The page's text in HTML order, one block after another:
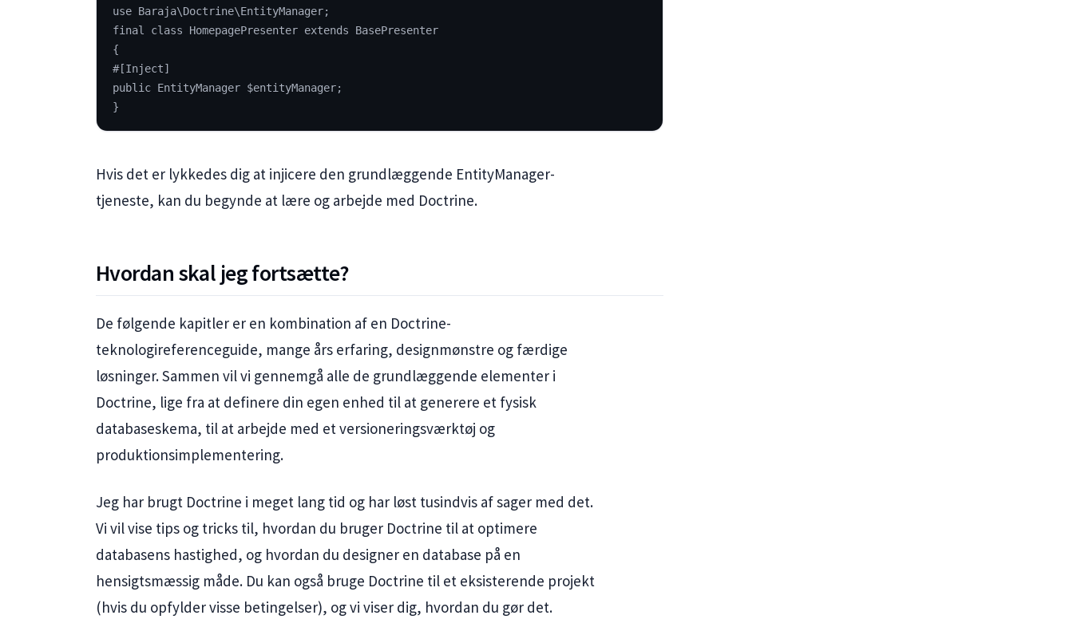
use Baraja\Doctrine\EntityManager;
final class HomepagePresenter extends BasePresenter
{
#[Inject]
public EntityManager $entityManager;
}
Hvis det er lykkedes dig at injicere den grundlæggende EntityManager-
tjeneste, kan du begynde at lære og arbejde med Doctrine.
Hvordan skal jeg fortsætte?
De følgende kapitler er en kombination af en Doctrine-
teknologireferenceguide, mange års erfaring, designmønstre og færdige
løsninger. Sammen vil vi gennemgå alle de grundlæggende elementer i
Doctrine, lige fra at definere din egen enhed til at generere et fysisk
databaseskema, til at arbejde med et versioneringsværktøj og
produktionsimplementering.
Jeg har brugt Doctrine i meget lang tid og har løst tusindvis af sager med det.
Vi vil vise tips og tricks til, hvordan du bruger Doctrine til at optimere
databasens hastighed, og hvordan du designer en database på en
hensigtsmæssig måde. Du kan også bruge Doctrine til et eksisterende projekt
(hvis du opfylder visse betingelser), og vi viser dig, hvordan du gør det.